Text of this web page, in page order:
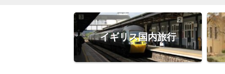
イギリス国内旅行